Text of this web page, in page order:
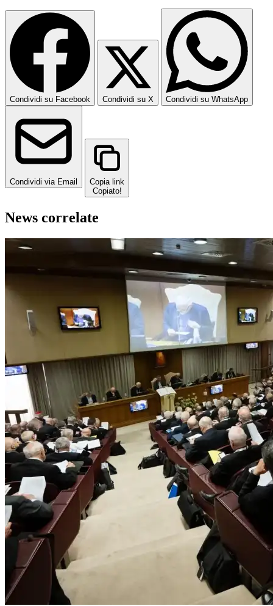
Condividi su Facebook Condividi su X Condividi su WhatsApp
Condividi via Email
Copia link
Copiato!
News correlate